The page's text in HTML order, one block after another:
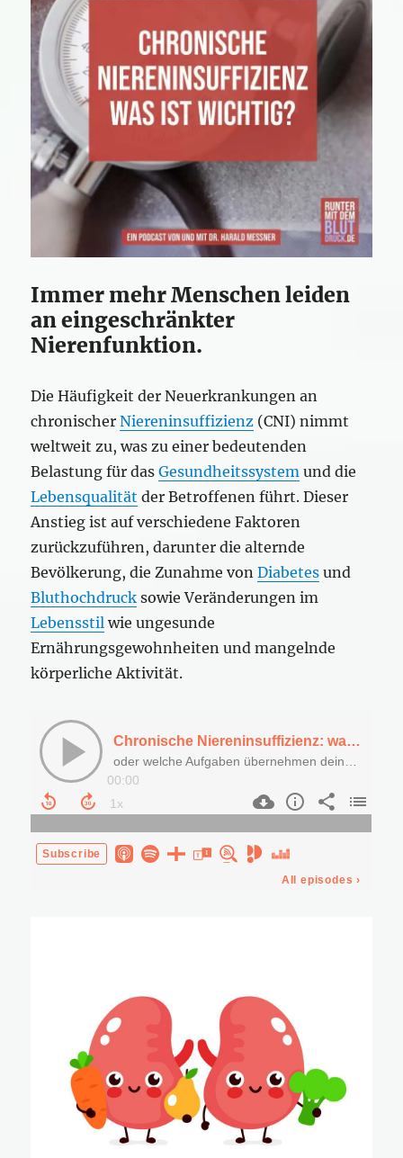
Immer mehr Menschen leiden
an eingeschränkter
Nierenfunktion.
Die Häufigkeit der Neuerkrankungen an
chronischerNiereninsuffizienz (CNI) nimmt
weltweit zu, was zu einer bedeutenden
Belastung für dasGesundheitssystem und die
Lebensqualität der Betroffenen führt. Dieser
Anstieg ist auf verschiedene Faktoren
zurückzuführen, darunter die alternde
Bevölkerung, die Zunahme vonDiabetes und
Bluthochdruck sowie Veränderungen im
Lebensstil wie ungesunde
Ernährungsgewohnheiten und mangelnde
körperliche Aktivität.